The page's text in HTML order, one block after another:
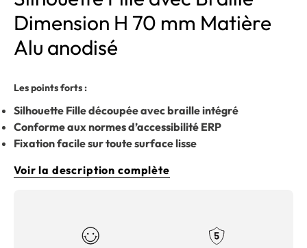
Dimension H 70 mm Matière
Alu anodisé
Les points forts :
Silhouette Fille découpée avec braille intégré
Conforme aux normes d’accessibilité ERP
Fixation facile sur toute surface lisse
Voir la description complète